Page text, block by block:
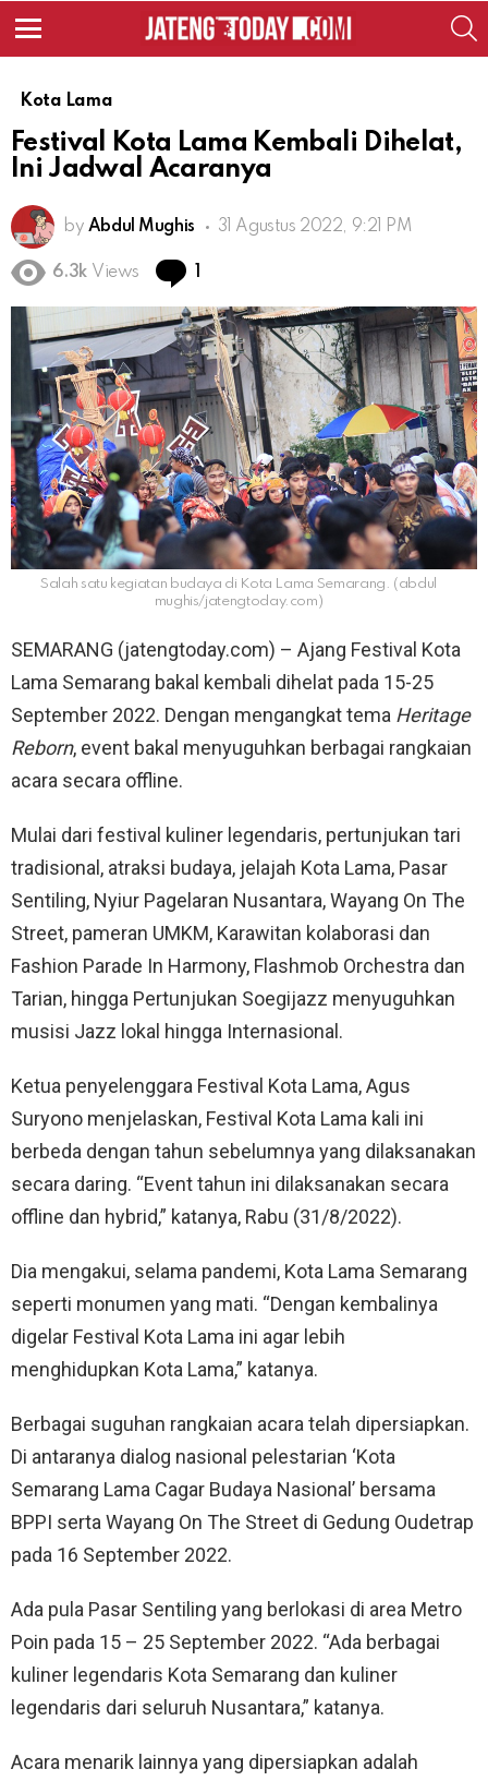
Kota Lama
Festival Kota Lama Kembali Dihelat,
Ini Jadwal Acaranya
by Abdul Mughis 31 Agustus 2022, 9:21 PM
6.3k Views
Salah satu kegiatan budaya di Kota Lama Semarang. (abdul
mughis/jatengtoday.com)
SEMARANG (jatengtoday.com) – Ajang Festival Kota
Lama Semarang bakal kembali dihelat pada 15-25
September 2022. Dengan mengangkat tema Heritage
Reborn, event bakal menyuguhkan berbagai rangkaian
acara secara offline.
Mulai dari festival kuliner legendaris, pertunjukan tari
tradisional, atraksi budaya, jelajah Kota Lama, Pasar
Sentiling, Nyiur Pagelaran Nusantara, Wayang On The
Street, pameran UMKM, Karawitan kolaborasi dan
Fashion Parade In Harmony, Flashmob Orchestra dan
Tarian, hingga Pertunjukan Soegijazz menyuguhkan
musisi Jazz lokal hingga Internasional.
Ketua penyelenggara Festival Kota Lama, Agus
Suryono menjelaskan, Festival Kota Lama kali ini
berbeda dengan tahun sebelumnya yang dilaksanakan
secara daring. “Event tahun ini dilaksanakan secara
offline dan hybrid,” katanya, Rabu (31/8/2022).
Dia mengakui, selama pandemi, Kota Lama Semarang
seperti monumen yang mati. “Dengan kembalinya
digelar Festival Kota Lama ini agar lebih
menghidupkan Kota Lama,” katanya.
Berbagai suguhan rangkaian acara telah dipersiapkan.
Di antaranya dialog nasional pelestarian ‘Kota
Semarang Lama Cagar Budaya Nasional’ bersama
BPPI serta Wayang On The Street di Gedung Oudetrap
pada 16 September 2022.
Ada pula Pasar Sentiling yang berlokasi di area Metro
Poin pada 15 – 25 September 2022. “Ada berbagai
kuliner legendaris Kota Semarang dan kuliner
legendaris dari seluruh Nusantara,” katanya.
Acara menarik lainnya yang dipersiapkan adalah